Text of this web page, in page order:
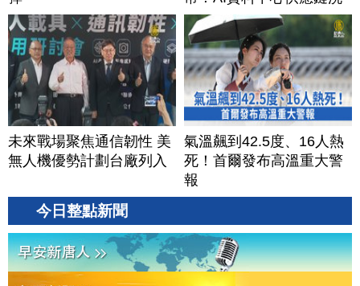
牌？台灣喜迎轉單！成關
鍵樞紐？｜#財經新聞
│20260805 (三)
未來戰場聚焦通信韌性 美
無人機優勢計劃台廠列入
氣溫飆到42.5度、16人熱
死！首爾發布高溫重大警
報
今日整點新聞